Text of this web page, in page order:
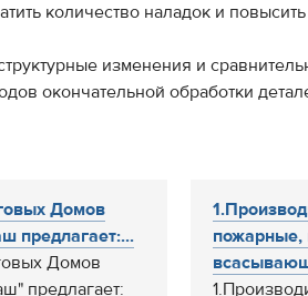
количество наладок и
изменения и
окончательной обработки
Домов
предлагает:...
Домов
предлагает:
пожарные,